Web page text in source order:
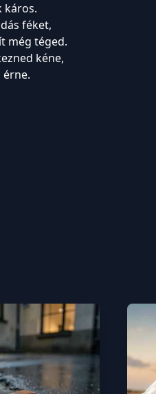
káros.
féket,
még téged.
kéne,